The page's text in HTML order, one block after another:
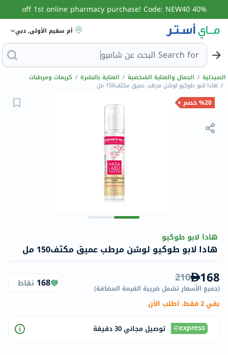
40% off 1st online pharmacy purchase! Code: NEW40
أم سقيم الأولى, دبي
Search for
الصيدلية / الجمال والعناية الشخصية / العناية بالبشرة / كريمات ومرطبات
/ هادا لابو طوكيو لوشن مرطب عميق مكثف150 مل
%20 خصم
هادا لابو طوكيو
هادا لابو طوكيو لوشن مرطب عميق مكثف150 مل
168
210
(جميع الأسعار تشمل ضريبة القيمة المضافة)
168 نقاط
بقي 2 فقط، اطلب الآن
توصيل مجاني 30 دقيقة